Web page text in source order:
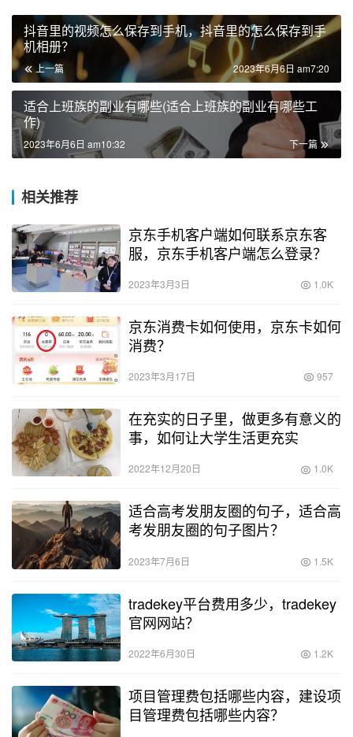
抖音里的视频怎么保存到手机，抖音里的怎么保存到手
机相册？
上一篇 2023年6月6日 am7:20
适合上班族的副业有哪些(适合上班族的副业有哪些工
作)
下一篇
2023年6月6日 am10:32
相关推荐
京东手机客户端如何联系京东客
服，京东手机客户端怎么登录？
2023年3月3日 1.0K
京东消费卡如何使用，京东卡如何
消费？
2023年3月17日 957
在充实的日子里，做更多有意义的
事，如何让大学生活更充实
2022年12月20日 1.0K
适合高考发朋友圈的句子，适合高
考发朋友圈的句子图片？
2023年7月6日 1.5K
tradekey平台费用多少，tradekey
官网网站？
2022年6月30日 1.2K
项目管理费包括哪些内容，建设项
目管理费包括哪些内容？